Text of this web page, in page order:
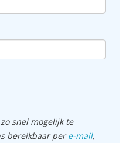
snel mogelijk te
bereikbaar pere-mail,